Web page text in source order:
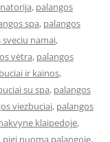
, palangos
spa, palangos
sveciu namai,
vėtra, palangos
ir kainos,
su spa, palangos
viezbuciai, palangos
klaipedoje,
, pigi nuoma palangoje,